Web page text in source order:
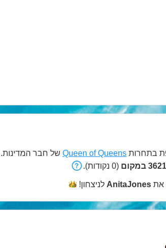
בתחרות Queen of Queens של חבר המדינות.
3621 במקום (0 נקודות).
את AnitaJones לניצחון!